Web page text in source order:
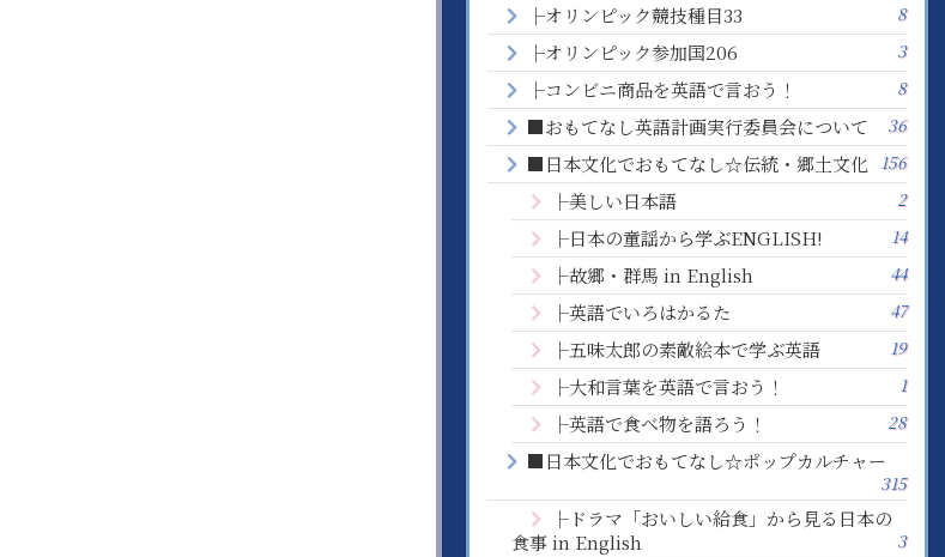
├オリンピック競技種目33 8
├オリンピック参加国206 3
├コンビニ商品を英語で言おう！ 8
■おもてなし英語計画実行委員会について 36
■日本文化でおもてなし☆伝統・郷土文化 156
├美しい日本語 2
├日本の童謡から学ぶENGLISH! 14
├故郷・群馬 in English 44
├英語でいろはかるた 47
├五味太郎の素敵絵本で学ぶ英語 19
├大和言葉を英語で言おう！ 1
├英語で食べ物を語ろう！ 28
■日本文化でおもてなし☆ポップカルチャー
315
├ドラマ「おいしい給食」から見る日本の
食事 in English
3